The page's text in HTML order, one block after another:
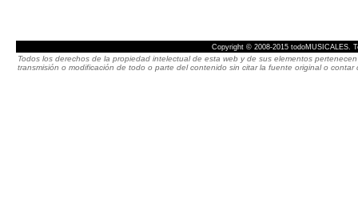
Copyright © 2008-2015 todoMUSICALES.
Todos los derechos de la propiedad intelectual de esta web y de sus elementos
transmisión o modificación de todo o parte del contenido sin citar la fuente original o